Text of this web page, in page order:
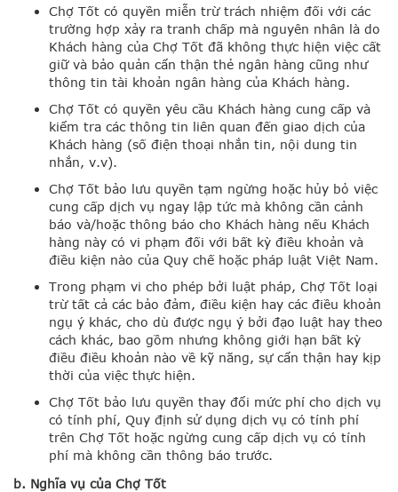
Chợ Tốt có quyền miễn trừ trách nhiệm đối với các
trường hợp xảy ra tranh chấp mà nguyên nhân là do
Khách hàng của Chợ Tốt đã không thực hiện việc cất
giữ và bảo quản cẩn thận thẻ ngân hàng cũng như
thông tin tài khoản ngân hàng của Khách hàng.
Chợ Tốt có quyền yêu cầu Khách hàng cung cấp và
kiểm tra các thông tin liên quan đến giao dịch của
Khách hàng (số điện thoại nhắn tin, nội dung tin
nhắn, v.v).
Chợ Tốt bảo lưu quyền tạm ngừng hoặc hủy bỏ việc
cung cấp dịch vụ ngay lập tức mà không cần cảnh
báo và/hoặc thông báo cho Khách hàng nếu Khách
hàng này có vi phạm đối với bất kỳ điều khoản và
điều kiện nào của Quy chế hoặc pháp luật Việt Nam.
Trong phạm vi cho phép bởi luật pháp, Chợ Tốt loại
trừ tất cả các bảo đảm, điều kiện hay các điều khoản
ngụ ý khác, cho dù được ngụ ý bởi đạo luật hay theo
cách khác, bao gồm nhưng không giới hạn bất kỳ
điều điều khoản nào về kỹ năng, sự cẩn thận hay kịp
thời của việc thực hiện.
Chợ Tốt bảo lưu quyền thay đổi mức phí cho dịch vụ
có tính phí, Quy định sử dụng dịch vụ có tính phí
trên Chợ Tốt hoặc ngừng cung cấp dịch vụ có tính
phí mà không cần thông báo trước.
b. Nghĩa vụ của Chợ Tốt